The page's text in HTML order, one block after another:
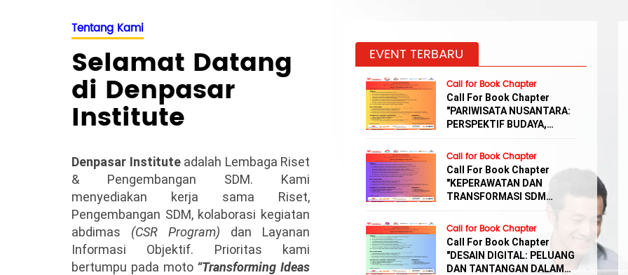
Tentang Kami
Selamat Datang
di Denpasar
Institute
Denpasar Instituteadalah Lembaga Riset
& Pengembangan SDM. Kami
menyediakan kerja sama Riset,
Pengembangan SDM, kolaborasi kegiatan
abdimas (CSR Program) dan Layanan
Informasi Objektif. Prioritas kami
bertumpu pada moto “Transforming Ideas
EVENT TERBARU
Call for Book Chapter
Call For Book Chapter
"PARIWISATA NUSANTARA:
PERSPEKTIF BUDAYA,
Call for Book Chapter
Call For Book Chapter
"KEPERAWATAN DAN
TRANSFORMASI SDM
Call for Book Chapter
Call For Book Chapter
"DESAIN DIGITAL: PELUANG
DAN TANTANGAN DALAM